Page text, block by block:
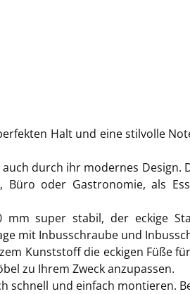
Halt und eine stilvolle
durch ihr modernes Design.
oder Gastronomie, als
super stabil, der eckige
mit Inbusschraube und
Kunststoff die eckigen Füße
zu Ihrem Zweck anzupassen.
schnell und einfach montieren.